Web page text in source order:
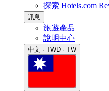
探索 Hotels.com
訊息
旅遊產品
說明中心
中文 · TWD · TW